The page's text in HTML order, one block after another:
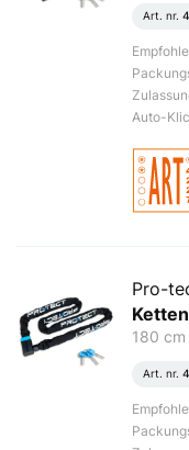
Art. nr.
Auto-
Pro-
180
Art. nr.